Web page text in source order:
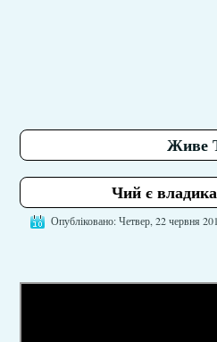
Живе
Чий є
Опубліковано: Четвер, 22 червня